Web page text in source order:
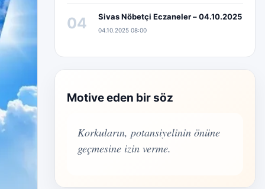
04 Sivas Nöbetçi Eczaneler – 04.10.2025
04.10.2025 08:00
Motive eden bir söz
Korkuların, potansiyelinin önüne
geçmesine izin verme.